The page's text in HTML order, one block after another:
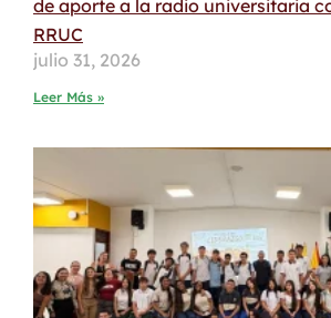
de aporte a la radio universitaria
RRUC
julio 31, 2026
Leer Más »